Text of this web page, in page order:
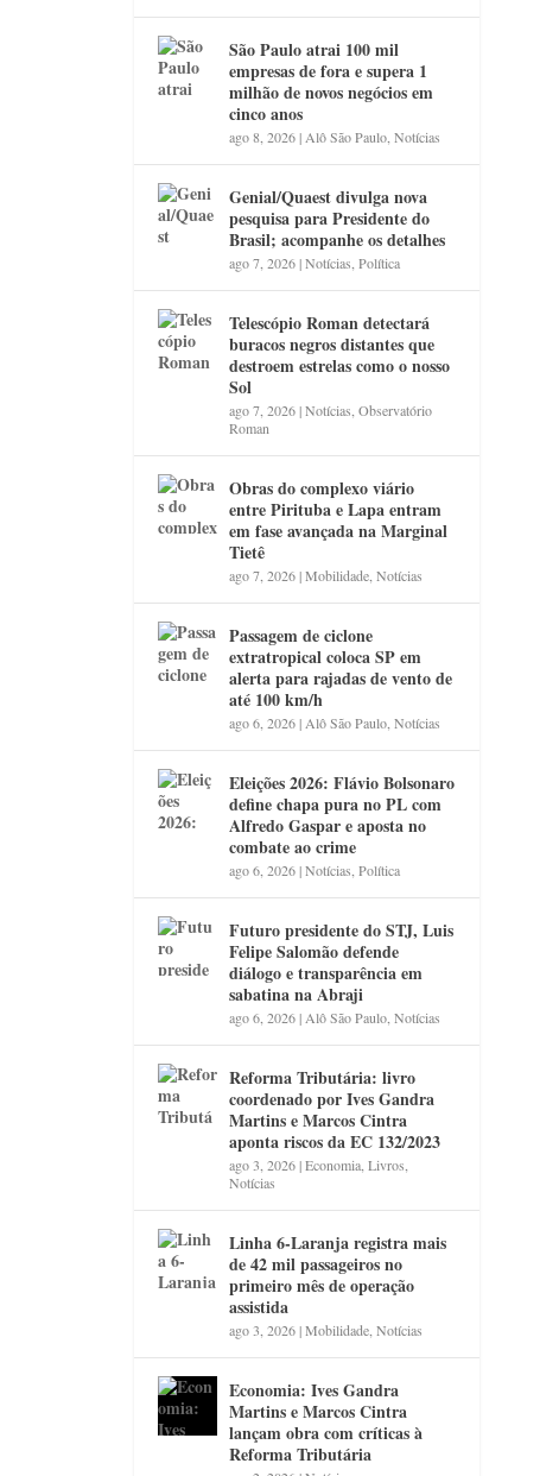
São Paulo atrai 100 mil
empresas de fora e supera 1
milhão de novos negócios em
cinco anos
ago 8, 2026| Alô São Paulo ,Notícias
Genial/Quaest divulga nova
pesquisa para Presidente do
Brasil; acompanhe os detalhes
ago 7, 2026|Notícias ,Política
Telescópio Roman detectará
buracos negros distantes que
destroem estrelas como o nosso
Sol
ago 7, 2026|Notícias ,Observatório
Roman
Obras do complexo viário
entre Pirituba e Lapa entram
em fase avançada na Marginal
Tietê
ago 7, 2026|Mobilidade ,Notícias
Passagem de ciclone
extratropical coloca SP em
alerta para rajadas de vento de
até 100 km/h
ago 6, 2026| Alô São Paulo ,Notícias
Eleições 2026: Flávio Bolsonaro
define chapa pura no PL com
Alfredo Gaspar e aposta no
combate ao crime
ago 6, 2026|Notícias ,Política
Futuro presidente do STJ, Luis
Felipe Salomão defende
diálogo e transparência em
sabatina na Abraji
ago 6, 2026| Alô São Paulo ,Notícias
Reforma Tributária: livro
coordenado por Ives Gandra
Martins e Marcos Cintra
aponta riscos da EC 132/2023
ago 3, 2026|Economia ,Livros
Notícias
Linha 6-Laranja registra mais
de 42 mil passageiros no
primeiro mês de operação
assistida
ago 3, 2026|Mobilidade ,Notícias
Economia: Ives Gandra
Martins e Marcos Cintra
lançam obra com críticas à
Reforma Tributária